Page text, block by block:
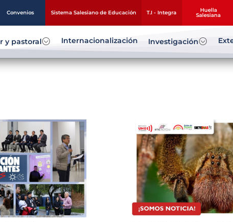
Convenios Sistema Salesiano de Educación T.I - Integra Huella
Salesiana
y pastoral Internacionalización Investigación